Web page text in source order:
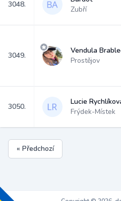
3048.
Zubří
3049.
Vendula
Prostějov
3050.
Lucie
Frýdek-Místek
« Předchozí